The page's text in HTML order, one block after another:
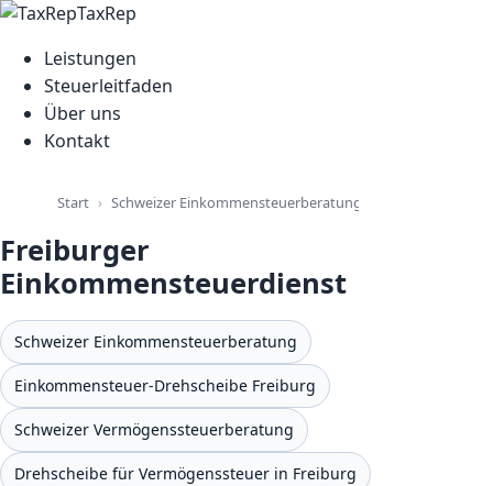
TaxRep
Leistungen
Steuerleitfaden
Über uns
Kontakt
Start Schweizer Einkommensteuerberatung
Freiburger
Einkommensteuerdienst
Schweizer Einkommensteuerberatung
Einkommensteuer-Drehscheibe Freiburg
Schweizer Vermögenssteuerberatung
Drehscheibe für Vermögenssteuer in Freiburg